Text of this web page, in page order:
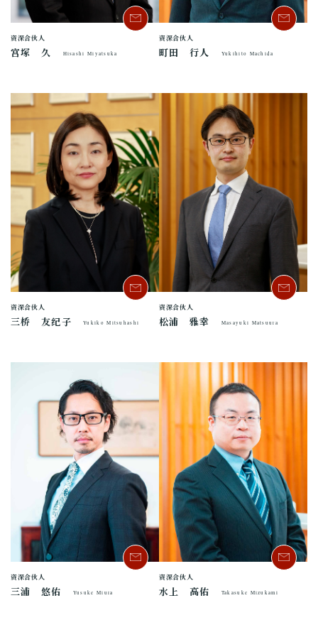
资深合伙人
宫塚 久 Hisashi Miyatsuka
资深合伙人
町田 行人 Yukihito Machida
资深合伙人
三桥 友纪子 Yukiko Mitsuhashi
资深合伙人
松浦 雅幸 Masayuki Matsuura
资深合伙人
三浦 悠佑 Yusuke Miura
资深合伙人
水上 高佑 Takasuke Mizukami